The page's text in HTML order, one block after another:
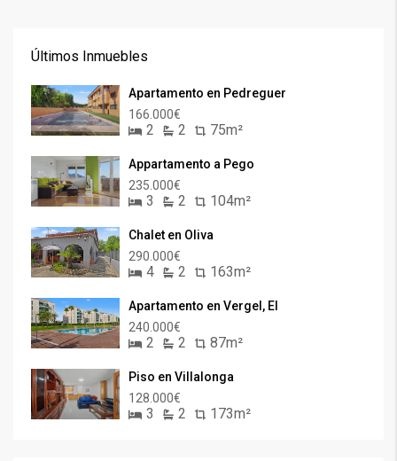
Últimos Inmuebles
Apartamento en Pedreguer
166.000€
2 2 75m²
Appartamento a Pego
235.000€
3 2 104m²
Chalet en Oliva
290.000€
4 2 163m²
Apartamento en Vergel, El
240.000€
2 2 87m²
Piso en Villalonga
128.000€
3 2 173m²